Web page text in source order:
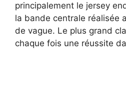
principalement le jersey
la bande centrale réalisée
de vague. Le plus grand
chaque fois une réussite